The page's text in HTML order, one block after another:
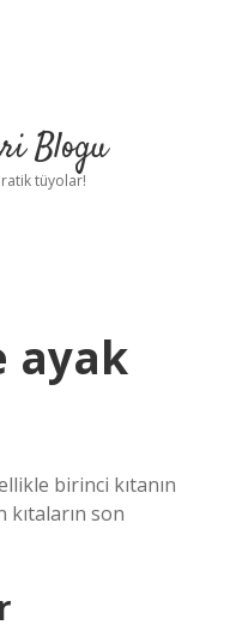
Blogu
tüyolar!
ayak
birinci kıtanın
son